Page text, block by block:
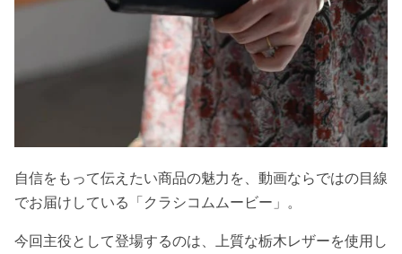
自信をもって伝えたい商品の魅力を、動画ならではの目線
でお届けしている「クラシコムムービー」。
今回主役として登場するのは、上質な栃木レザーを使用し